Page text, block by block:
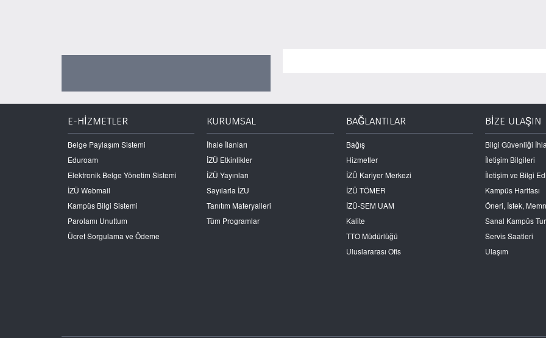
E-HİZMETLER
Belge Paylaşım Sistemi
Eduroam
Elektronik Belge Yönetim Sistemi
İZÜ Webmail
Kampüs Bilgi Sistemi
Parolamı Unuttum
Ücret Sorgulama ve Ödeme
KURUMSAL
İhale İlanları
İZÜ Etkinlikler
İZÜ Yayınları
Sayılarla İZU
Tanıtım Materyalleri
Tüm Programlar
BAĞLANTILAR
Bağış
Hizmetler
İZÜ Kariyer Merkezi
İZÜ TÖMER
İZÜ-SEM UAM
Kalite
TTO Müdürlüğü
Uluslararası Ofis
BİZE ULAŞIN
Bilgi Güvenliği
İletişim Bilgileri
İletişim ve Bilgi
Kampüs Haritası
Öneri, İstek,
Sanal Kampüs
Servis Saatleri
Ulaşım